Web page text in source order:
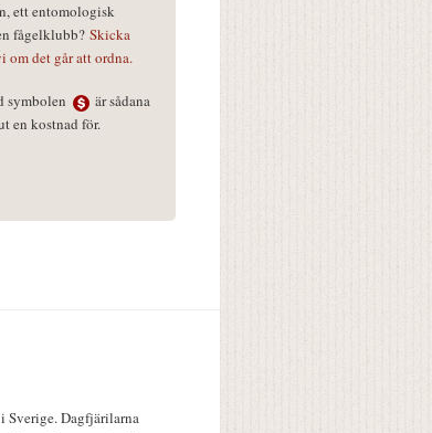
ett entomologisk
fågelklubb? Skicka
om det går att ordna.
symbolen
är sådana
en kostnad för.
i Sverige. Dagfjärilarna